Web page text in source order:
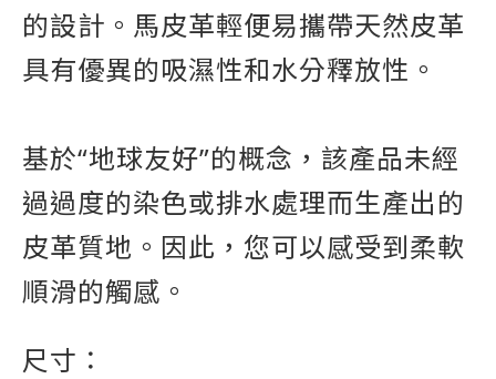
的設計。馬皮革輕便易攜帶天然皮革
具有優異的吸濕性和水分釋放性。
基於“地球友好”的概念，該產品未經
過過度的染色或排水處理而生產出的
皮革質地。因此，您可以感受到柔軟
順滑的觸感。
尺寸：